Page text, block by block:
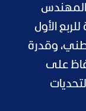
المهندس
الأول
وقدرة
على